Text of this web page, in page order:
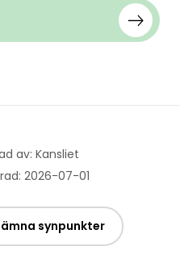
av: Kansliet
2026-07-01
synpunkter